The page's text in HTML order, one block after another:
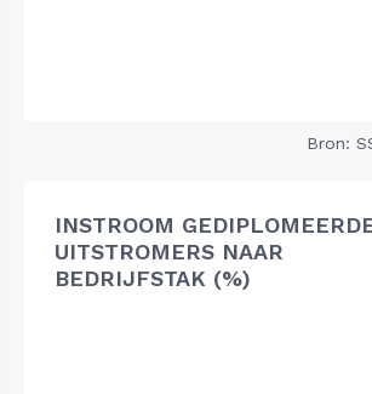
Bron:
INSTROOM
UITSTROMERS NAAR
BEDRIJFSTAK (%)